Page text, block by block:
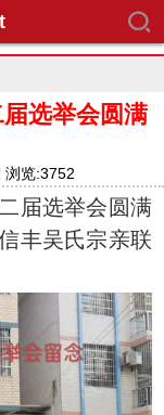
选举会圆满
浏览:3752
届选举会圆满
丰吴氏宗亲联